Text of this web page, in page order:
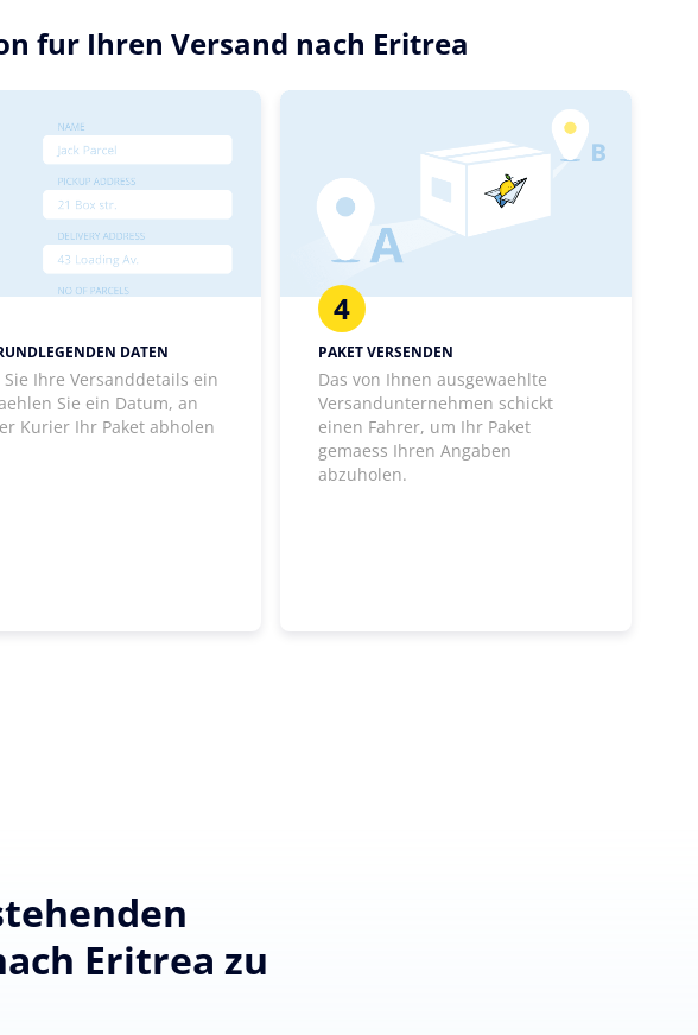
fur Ihren Versand nach Eritrea
DATEN
Sie Ihre Versanddetails ein
Sie ein Datum, an
Kurier Ihr Paket abholen
4
PAKET VERSENDEN
Das von Ihnen ausgewaehlte
Versandunternehmen schickt
einen Fahrer, um Ihr Paket
gemaess Ihren Angaben
abzuholen.
Eritrea zu